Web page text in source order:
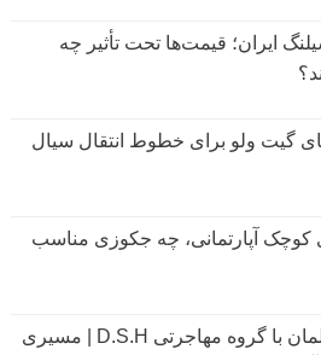
ایران؛ قیمت‌ها تحت تأثیر چه
گیت ولو برای خطوط انتقال سیال
کوچک آپارتمانی، چه جکوزی مناسب
مهاجرت به آلمان با گروه مهاجرتی D.S.H | مسیری